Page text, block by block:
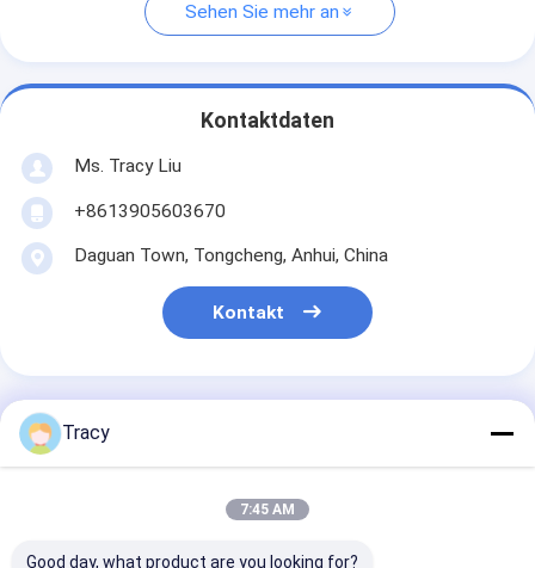
Sehen Sie mehr an
Kontaktdaten
Ms. Tracy Liu
+8613905603670
Daguan Town, Tongcheng, Anhui, China
Kontakt
Erhalten Sie Den Besten Preis Für
Hoch atmungsaktive,
Tracy
7:45 AM
Good day, what product are you looking for?